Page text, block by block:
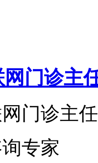
门诊主
门诊主
专家